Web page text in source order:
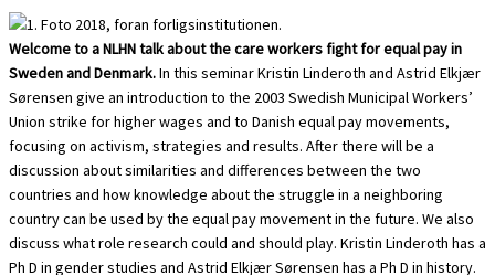
Welcome to a NLHN talk about the care workers fight for equal pay in
Sweden and Denmark.In this seminar Kristin Linderoth and Astrid Elkjær
Sørensen give an introduction to the 2003 Swedish Municipal Workers’
Union strike for higher wages and to Danish equal pay movements,
focusing on activism, strategies and results. After there will be a
discussion about similarities and differences between the two
countries and how knowledge about the struggle in a neighboring
country can be used by the equal pay movement in the future. We also
discuss what role research could and should play. Kristin Linderoth has a
Ph D in gender studies and Astrid Elkjær Sørensen has a Ph D in history.